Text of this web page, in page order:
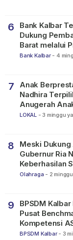
6
Bank Kalbar
Dukung
Barat melalui
Bank Kalbar - 4
7
Anak
Nadhira
Anugerah
2026
LOKAL - 3 minggu
8
Meski Dukung
Gubernur Ria
Keberhasilan
Dunia FIFA
Olahraga - 2
9
BPSDM
Pusat
Kompetensi
BPSDM Kalbar - 3